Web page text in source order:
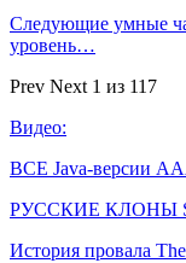
Следующие умные
уровень…
Prev Next 1 из 117
Видео:
ВСЕ Java-версии
РУССКИЕ КЛОНЫ
История провала